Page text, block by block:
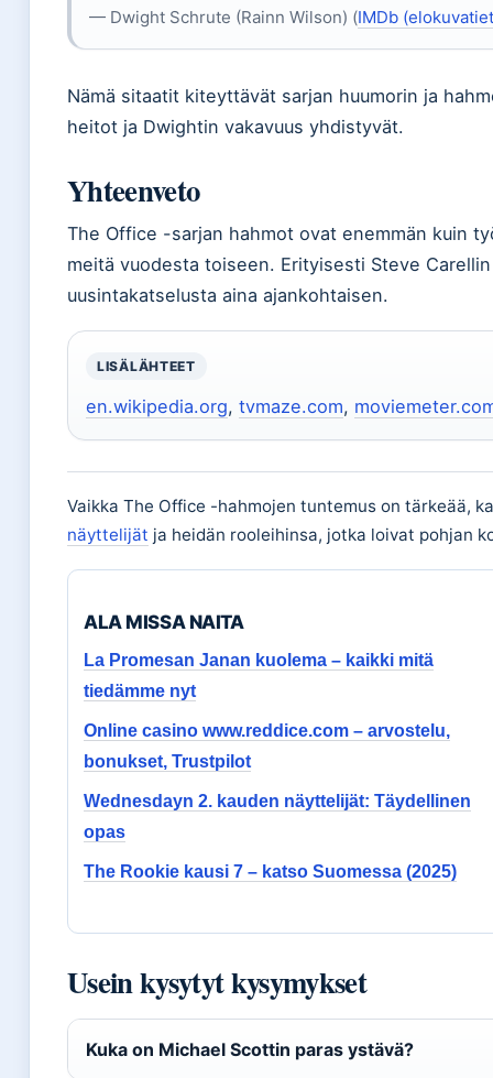
— Dwight Schrute (Rainn Wilson) (IMDb
Nämä sitaatit kiteyttävät sarjan huumorin ja
heitot ja Dwightin vakavuus yhdistyvät.
Yhteenveto
The Office -sarjan hahmot ovat enemmän kuin
meitä vuodesta toiseen. Erityisesti Steve
uusintakatselusta aina ajankohtaisen.
LISÄLÄHTEET
en.wikipedia.org, tvmaze.com,
Vaikka The Office -hahmojen tuntemus on tärkeää,
näyttelijät ja heidän rooleihinsa, jotka loivat pohjan
ALA MISSA NAITA
La Promesan Janan kuolema – kaikki mitä
tiedämme nyt
Online casino www.reddice.com – arvostelu,
bonukset, Trustpilot
Wednesdayn 2. kauden näyttelijät: Täydellinen
opas
The Rookie kausi 7 – katso Suomessa (2025)
Usein kysytyt kysymykset
Kuka on Michael Scottin paras ystävä?